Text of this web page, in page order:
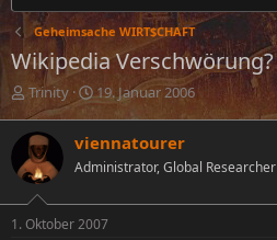
Geheimsache WIRT$CHAFT
Wikipedia Verschwörung?
E
s
t
e
l
l
e
Trinity
E
r
t
e
l
t
19. Januar 2006
viennatourer
Administrator, Global Researcher
1. Oktober 2007